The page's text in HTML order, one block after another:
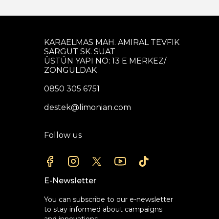
KARAELMAS MAH. AMIRAL TEVFIK
SARGUT SK. SUAT
ÜSTÜN YAPI NO: 13 E MERKEZ/
ZONGULDAK
0850 305 6751
destek@limonian.com
Follow us
E-Newsletter
You can subscribe to our e-newsletter
to stay informed about campaigns